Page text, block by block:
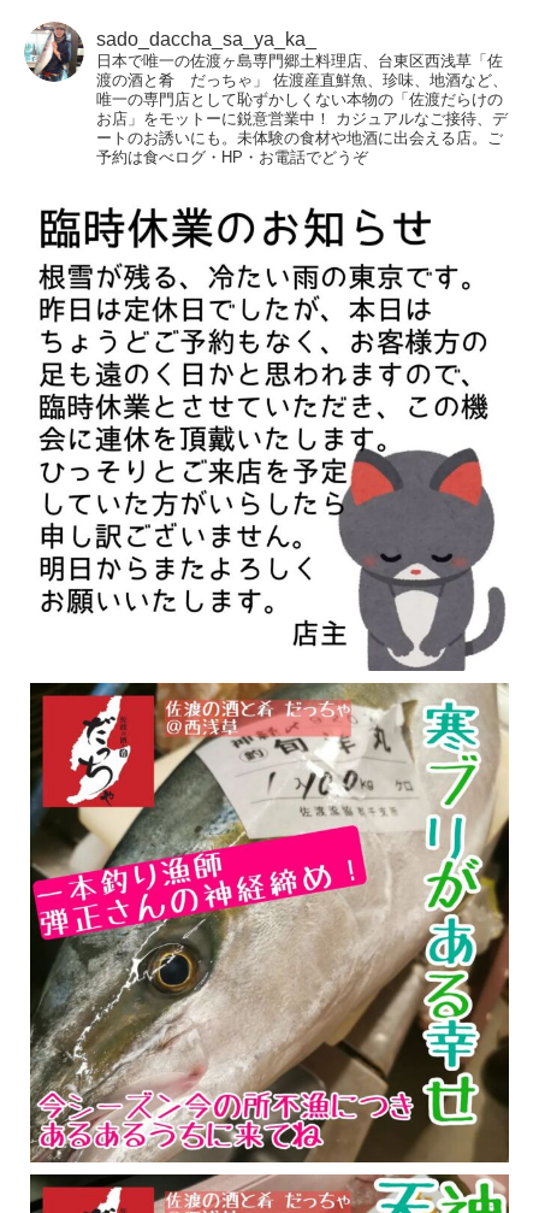
sado_daccha_sa_ya_ka_
日本で唯一の佐渡ヶ島専門郷土料理店、台東区西浅草「佐
渡の酒と肴 だっちゃ」
佐渡産直鮮魚、珍味、地酒など、
唯一の専門店として恥ずかしくない本物の「佐渡だらけの
お店」をモットーに鋭意営業中！
カジュアルなご接待、デ
ートのお誘いにも。未体験の食材や地酒に出会える店。ご
予約は食べログ・HP・お電話でどうぞ